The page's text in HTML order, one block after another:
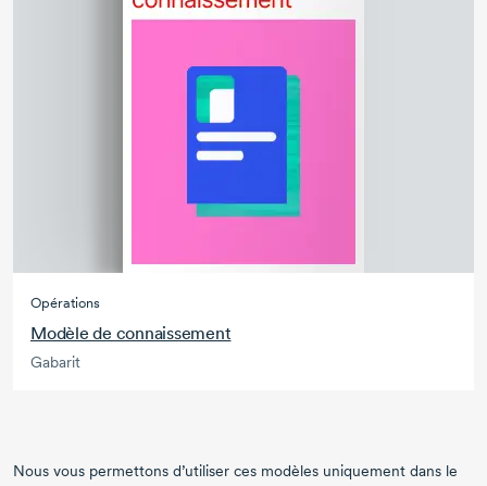
Opérations
Modèle de connaissement
Gabarit
Nous vous permettons d’utiliser ces modèles uniquement dans le